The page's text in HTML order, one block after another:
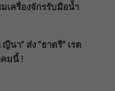
เครื่องจักรรับมือน้ำ
า” ส่ง “ธาตรี” เรต
มนี้ !